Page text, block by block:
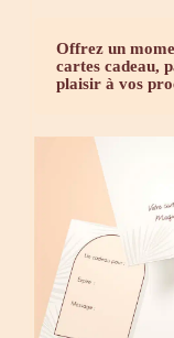
Offrez un
cartes cadeau,
plaisir à vos